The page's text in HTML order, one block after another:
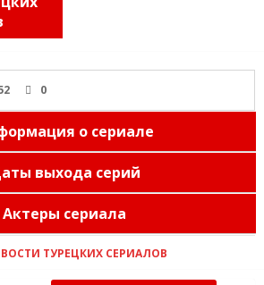
0
о сериале
выхода серий
Актеры сериала
ТУРЕЦКИХ СЕРИАЛОВ